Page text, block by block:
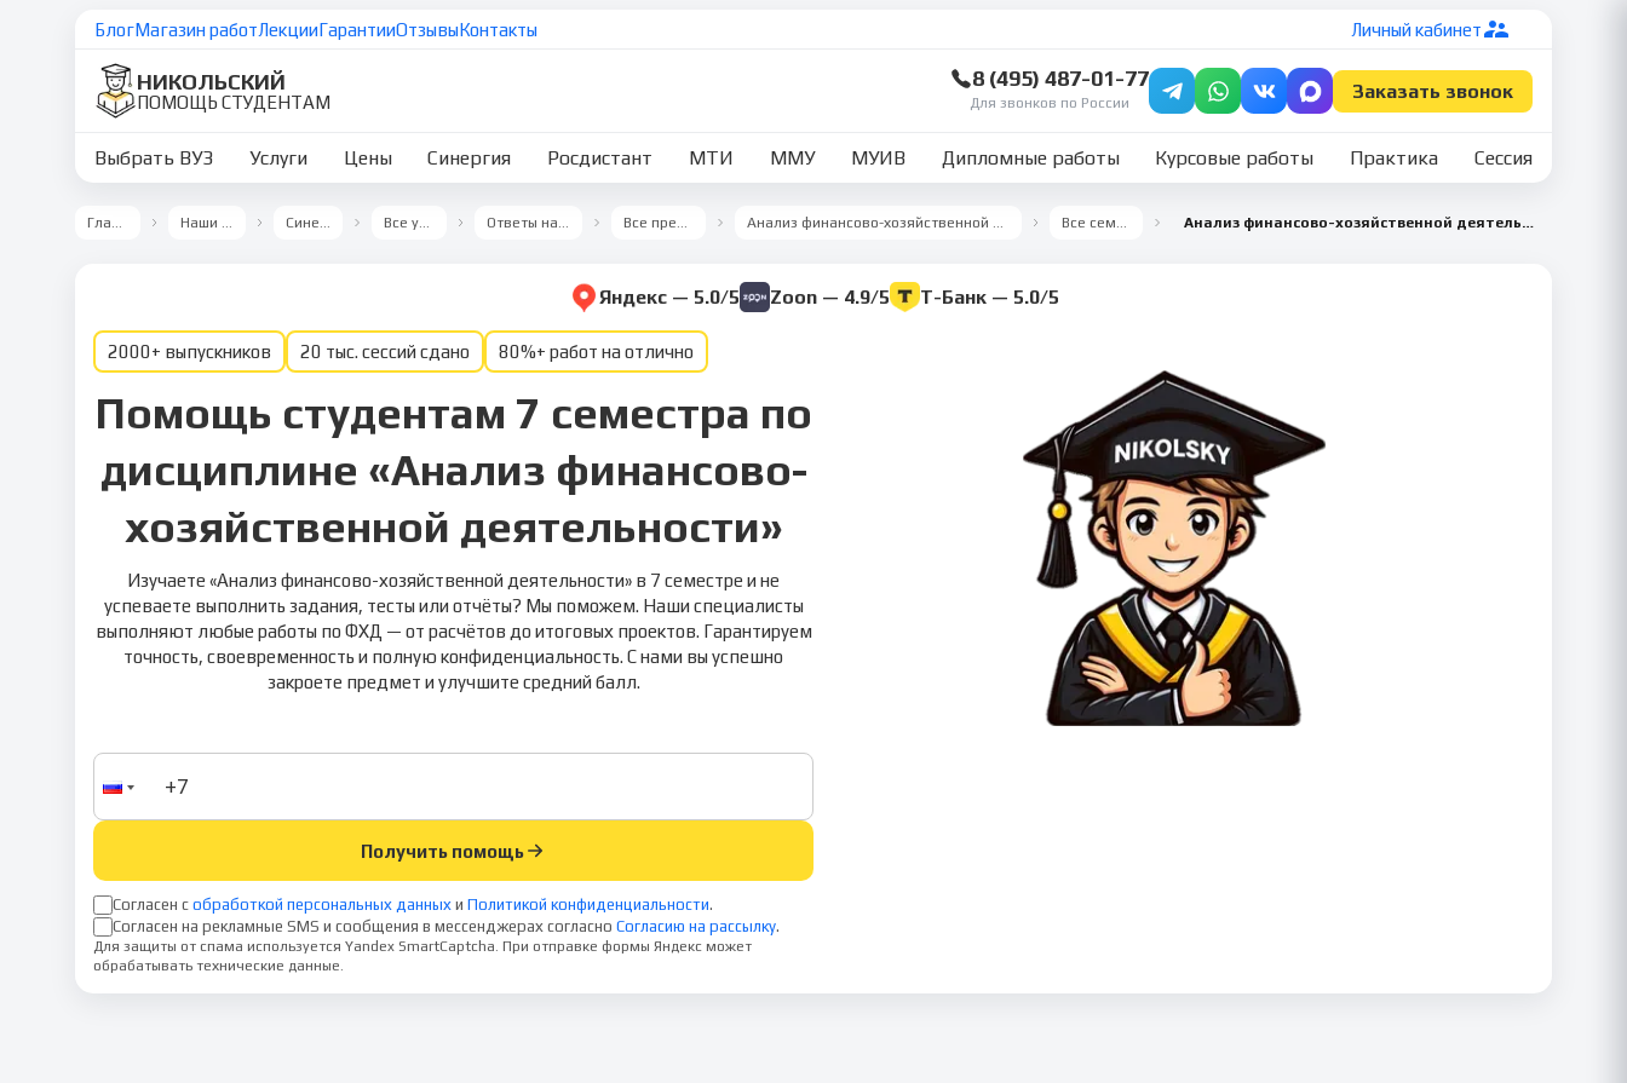
БлогМагазин работЛекцииГарантииОтзывыКонтакты Личный кабинет
НИКОЛЬСКИЙ
ПОМОЩЬ СТУДЕНТАМ
8 (495) 487-01-77
Для звонков по России
Заказать звонок
Выбрать ВУЗ Услуги Цены Синергия Росдистант МТИ ММУ МУИВ Дипломные работы Курсовые работы Практика Сессия
Главная Наши ВУЗы Синергия Все услуги Ответы на тесты Все предметы Анализ финансово-хозяйственной деятельности Все семестры Анализ финансово-хозяйственной деятельности 7 семестр
Яндекс — 5.0/5 Zoon — 4.9/5 Т-Банк — 5.0/5
2000+ выпускников 20 тыс. сессий сдано 80%+ работ на отлично
Помощь студентам 7 семестра по
дисциплине «Анализ финансово-
хозяйственной деятельности»
Изучаете «Анализ финансово-хозяйственной деятельности» в 7 семестре и не
успеваете выполнить задания, тесты или отчёты? Мы поможем. Наши специалисты
выполняют любые работы по ФХД — от расчётов до итоговых проектов. Гарантируем
точность, своевременность и полную конфиденциальность. С нами вы успешно
закроете предмет и улучшите средний балл.
Получить помощь
Согласен с обработкой персональных данных и Политикой конфиденциальности.
Согласен на рекламные SMS и сообщения в мессенджерах согласно Согласию на рассылку.
Для защиты от спама используется Yandex SmartCaptcha. При отправке формы Яндекс может
обрабатывать технические данные.